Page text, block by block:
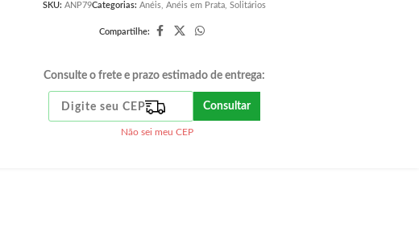
SKU: ANP79Categorias: Anéis Anéis em Prata Solitários
Compartilhe:
Consulte o frete e prazo estimado de entrega:
Consultar
Não sei meu CEP